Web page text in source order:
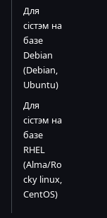
Для
сістэм на
базе
Debian
(Debian,
Ubuntu)
Для
сістэм на
базе
RHEL
(Alma/Ro
cky linux,
CentOS)